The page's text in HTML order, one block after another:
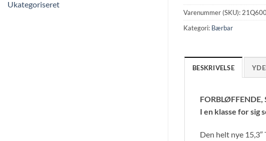
Ukategoriseret
Varenummer (SKU):
Kategori: Bærbar
BESKRIVELSE
FORBLØFFENDE,
I en klasse for sig
Den helt nye